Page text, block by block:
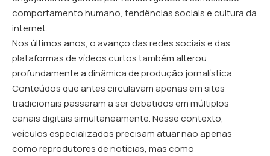
comportamento humano, tendências sociais e cultura da
internet.
Nos últimos anos, o avanço das redes sociais e das
plataformas de vídeos curtos também alterou
profundamente a dinâmica de produção jornalística.
Conteúdos que antes circulavam apenas em sites
tradicionais passaram a ser debatidos em múltiplos
canais digitais simultaneamente. Nesse contexto,
veículos especializados precisam atuar não apenas
como reprodutores de notícias, mas como